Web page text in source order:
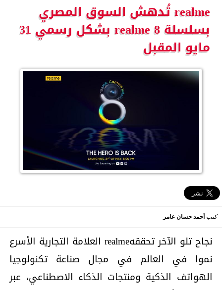
realme تُدهش السوق المصري
بسلسلة realme 8 بشكل رسمي 31
مايو المقبل
كتب أحمد حسان عامر
نجاح تلو الآخر تحققهrealme العلامة التجارية الأسرع
نموا في العالم في مجال صناعة تكنولوجيا
الهواتف الذكية ومنتجات الذكاء الاصطناعي، عبر